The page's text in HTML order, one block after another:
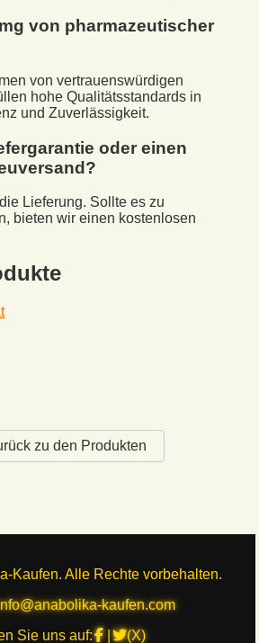
von pharmazeutischer
von vertrauenswürdigen
hohe Qualitätsstandards in
und Zuverlässigkeit.
oder einen
Lieferung. Sollte es zu
bieten wir einen kostenlosen
zu den Produkten
Kaufen. Alle Rechte vorbehalten.
kaufen.com
Sie uns auf:
(X)